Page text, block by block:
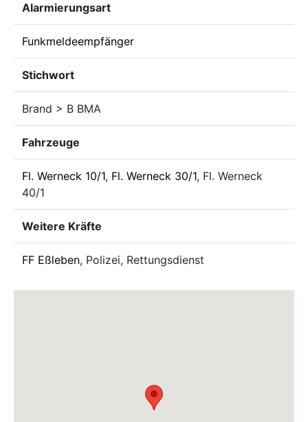
Alarmierungsart
Funkmeldeempfänger
Stichwort
Brand > B BMA
Fahrzeuge
Fl. Werneck 10/1, Fl. Werneck 30/1, Fl. Werneck
40/1
Weitere Kräfte
FF Eßleben, Polizei, Rettungsdienst